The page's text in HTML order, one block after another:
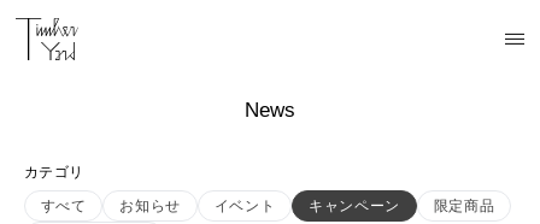
News
カテゴリ
すべて
お知らせ イベント キャンペーン
限定商品